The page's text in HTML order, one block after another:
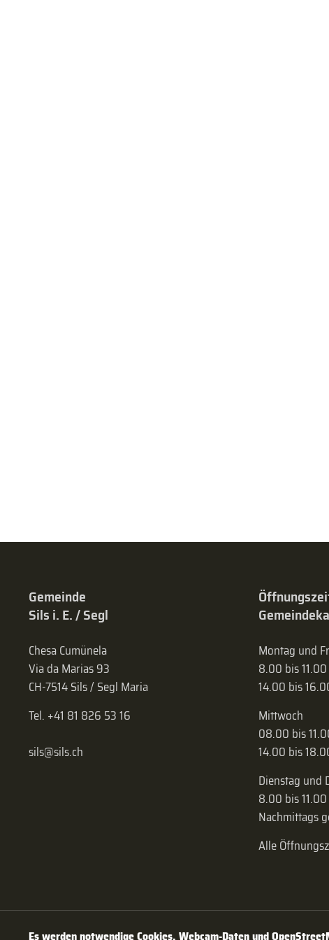
Gemeinde
Sils i. E. / Segl
Chesa Cumünela
Via da Marias 93
CH-7514 Sils / Segl Maria
Tel. +41 81 826 53 16
sils@sils.ch
Montag und
8.00 bis
14.00 bis
Mittwoch
08.00 bis
14.00 bis
Dienstag und
8.00 bis
Nachmittags
Alle
Es werden notwendige Cookies, Webcam-Daten und